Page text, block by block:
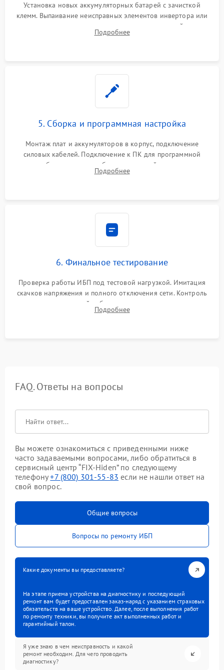
Установка новых аккумуляторных батарей с зачисткой
клемм. Выпаивание неисправных элементов инвертора или
цепи зарядки и монтаж новых радиодеталей.
Восстановление поврежденных токоведущих дорожек и
Подробнее
5. Сборка и программная настройка
Монтаж плат и аккумуляторов в корпус, подключение
силовых кабелей. Подключение к ПК для программной
калибровки констант батареи, настройки порогов
срабатывания AVR и сброса счетчиков старения АКБ.
Подробнее
6. Финальное тестирование
Проверка работы ИБП под тестовой нагрузкой. Имитация
скачков напряжения и полного отключения сети. Контроль
времени автономной работы, температурного режима и
корректности формы выходного сигнала.
Подробнее
FAQ. Ответы на вопросы
Вы можете ознакомиться с приведенными ниже
часто задаваемыми вопросами, либо обратиться в
сервисный центр “FIX-Hiden” по следующему
телефону+7 (800) 301-55-83 если не нашли ответ на
свой вопрос.
Общие вопросы
Вопросы по ремонту ИБП
Какие документы вы предоставляете?
На этапе приема устройства на диагностику и последующий
ремонт вам будет предоставлен заказ-наряд с указанием страховых
обязательств на ваше устройство. Далее, после выполнения работ
по ремонту техники, вы получите акт выполненных работ и
гарантийный талон.
Я уже знаю в чем неисправность и какой
ремонт необходим. Для чего проводить
диагностику?